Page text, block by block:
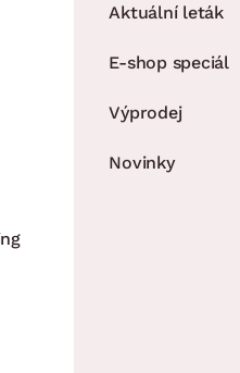
Aktuální leták
E-shop speciál
Výprodej
Novinky